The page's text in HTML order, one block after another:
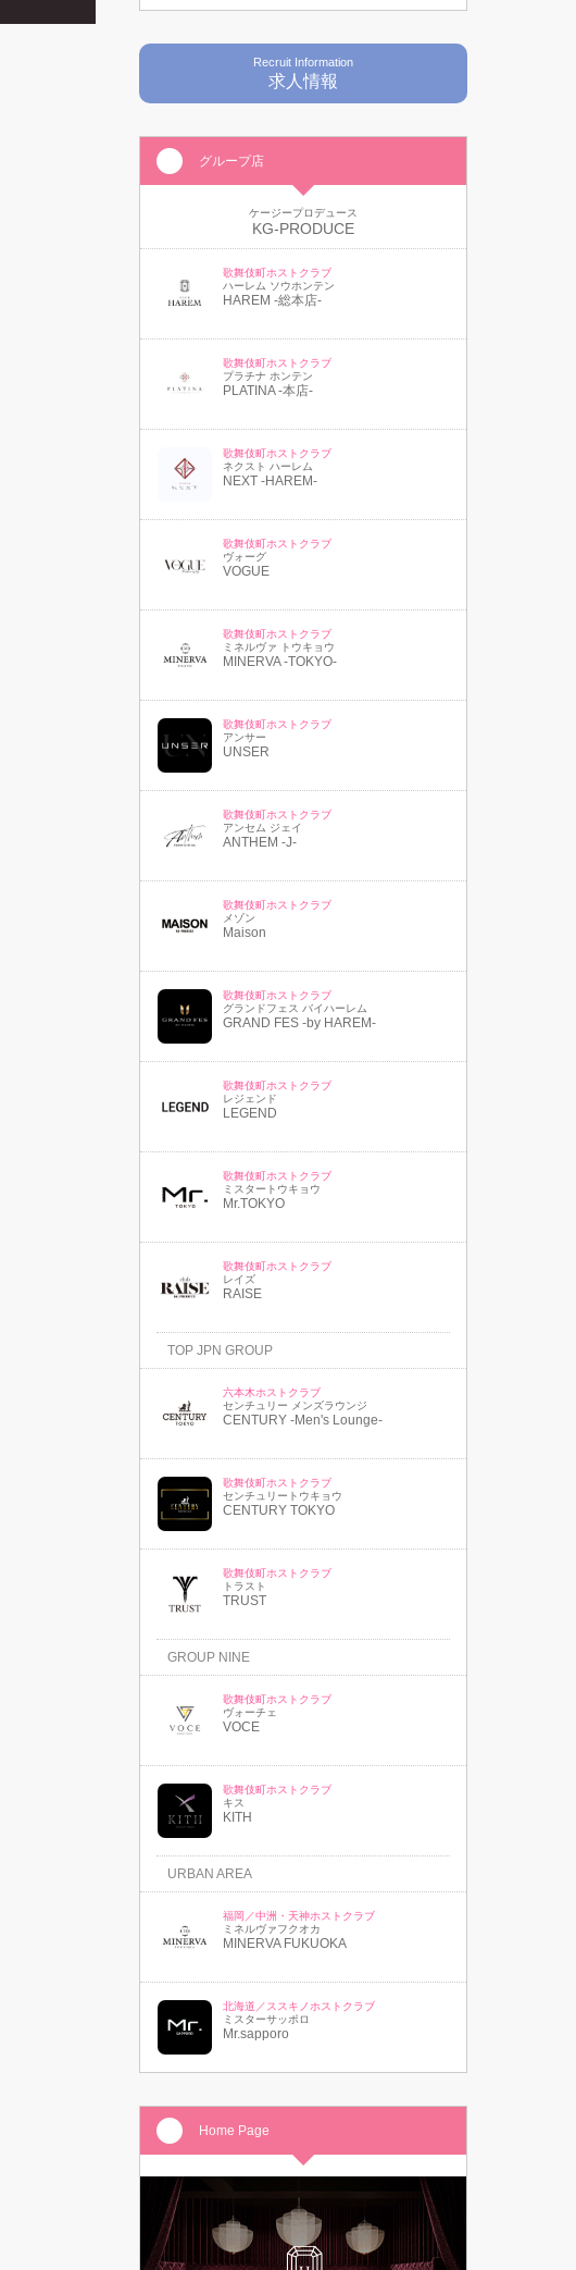
Recruit Information
求人情報
グループ店
ケージープロデュース
KG-PRODUCE
歌舞伎町ホストクラブ
ハーレム ソウホンテン
HAREM -総本店-
歌舞伎町ホストクラブ
プラチナ ホンテン
PLATINA -本店-
歌舞伎町ホストクラブ
ネクスト ハーレム
NEXT -HAREM-
歌舞伎町ホストクラブ
ヴォーグ
VOGUE
歌舞伎町ホストクラブ
ミネルヴァ トウキョウ
MINERVA -TOKYO-
歌舞伎町ホストクラブ
アンサー
UNSER
歌舞伎町ホストクラブ
アンセム ジェイ
ANTHEM -J-
歌舞伎町ホストクラブ
メゾン
Maison
歌舞伎町ホストクラブ
グランドフェス バイハーレム
GRAND FES -by HAREM-
歌舞伎町ホストクラブ
レジェンド
LEGEND
歌舞伎町ホストクラブ
ミスタートウキョウ
Mr.TOKYO
歌舞伎町ホストクラブ
レイズ
RAISE
TOP JPN GROUP
六本木ホストクラブ
センチュリー メンズラウンジ
CENTURY -Men's Lounge-
歌舞伎町ホストクラブ
センチュリートウキョウ
CENTURY TOKYO
歌舞伎町ホストクラブ
トラスト
TRUST
GROUP NINE
歌舞伎町ホストクラブ
ヴォーチェ
VOCE
歌舞伎町ホストクラブ
キス
KITH
URBAN AREA
福岡／中洲・天神ホストクラブ
ミネルヴァフクオカ
MINERVA FUKUOKA
北海道／ススキノホストクラブ
ミスターサッポロ
Mr.sapporo
Home Page